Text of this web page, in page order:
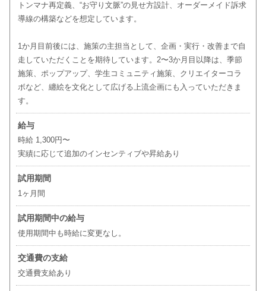
トンマナ再定義、“お守り文脈”の見せ方設計、オーダーメイド訴求
導線の構築などを想定しています。
1か月目前後には、施策の主担当として、企画・実行・改善まで自
走していただくことを期待しています。2〜3か月目以降は、季節
施策、ポップアップ、学生コミュニティ施策、クリエイターコラ
ボなど、纏絵を文化として広げる上流企画にも入っていただきま
す。
給与
時給 1,300円〜
実績に応じて追加のインセンティブや昇給あり
試用期間
1ヶ月間
試用期間中の給与
使用期間中も時給に変更なし。
交通費の支給
交通費支給あり